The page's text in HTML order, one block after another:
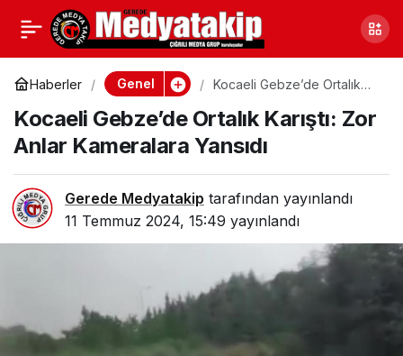
Haberler Genel
Kocaeli Gebze’de Ortalık
Yansıdı
Kocaeli Gebze’de Ortalık Karıştı: Zor
Anlar Kameralara Yansıdı
Gerede Medyatakip tarafından yayınlandı
11 Temmuz 2024, 15:49 yayınlandı
Zonguldak’ta Yasadışı
Silah Ticareti
Operasyonu
Paylaş